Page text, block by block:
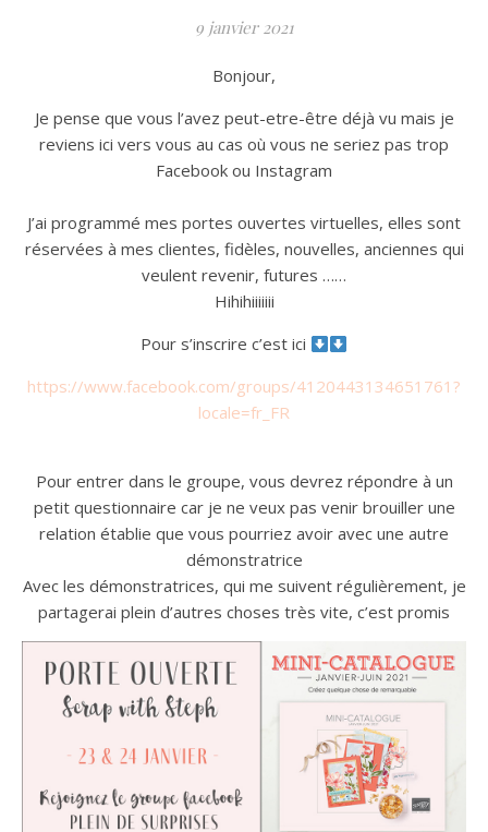
9 janvier 2021
Bonjour,
Je pense que vous l’avez peut-etre-être déjà vu mais je
reviens ici vers vous au cas où vous ne seriez pas trop
Facebook ou Instagram
J’ai programmé mes portes ouvertes virtuelles, elles sont
réservées à mes clientes, fidèles, nouvelles, anciennes qui
veulent revenir, futures ……
Hihihiiiiiii
Pour s’inscrire c’est ici
https://www.facebook.com/groups/4120443134651761?
locale=fr_FR
Pour entrer dans le groupe, vous devrez répondre à un
petit questionnaire car je ne veux pas venir brouiller une
relation établie que vous pourriez avoir avec une autre
démonstratrice
Avec les démonstratrices, qui me suivent régulièrement, je
partagerai plein d’autres choses très vite, c’est promis